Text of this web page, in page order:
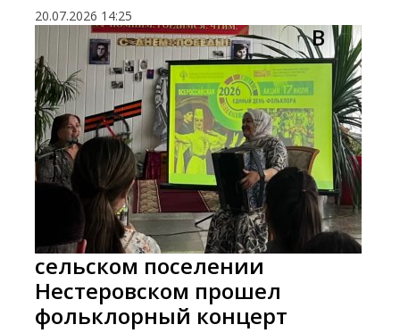
20.07.2026 14:25
​В
сельском поселении
Нестеровском прошел
фольклорный концерт